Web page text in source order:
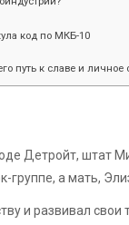
код по МКБ-10
путь к славе и личное
Детройт, штат
а мать,
и развивал свои